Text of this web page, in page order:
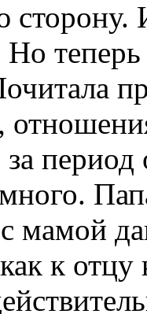
сторону.
теперь
за
мамой
к